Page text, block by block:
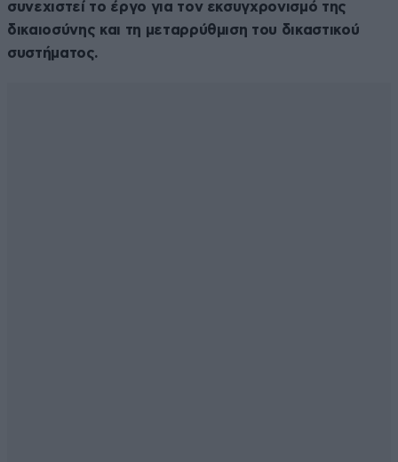
συνεχιστεί το έργο για τον εκσυγχρονισμό της
δικαιοσύνης και τη μεταρρύθμιση του δικαστικού
συστήματος.